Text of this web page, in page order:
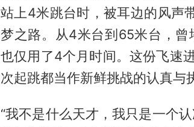
站上4米跳台时，被耳边的风声
梦之路。从4米台到65米台，
也仅用了4个月时间。这份飞速
次起跳都当作新鲜挑战的认真与
“我不是什么天才，我只是一个